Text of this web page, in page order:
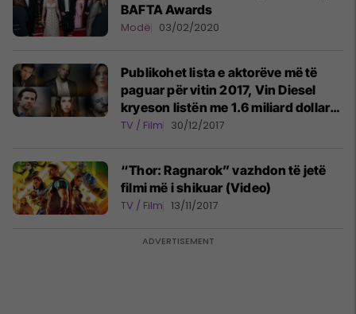
BAFTA Awards
Modë 03/02/2020
Publikohet lista e aktorëve më të
paguar për vitin 2017, Vin Diesel
kryeson listën me 1.6 miliard dollarë
fitime (Foto)
TV / Film 30/12/2017
“Thor: Ragnarok” vazhdon të jetë
filmi më i shikuar (Video)
TV / Film 13/11/2017